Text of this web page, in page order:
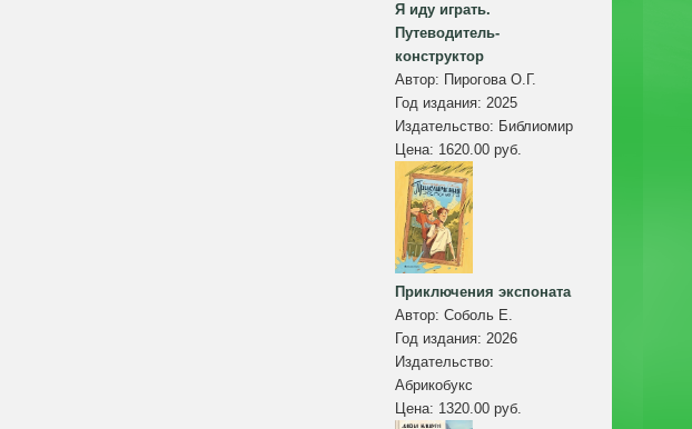
Я иду играть.
Путеводитель-
конструктор
Автор: Пирогова О.Г.
Год издания: 2025
Издательство: Библиомир
Цена: 1620.00 руб.
Приключения экспоната
Автор: Соболь Е.
Год издания: 2026
Издательство:
Абрикобукс
Цена: 1320.00 руб.